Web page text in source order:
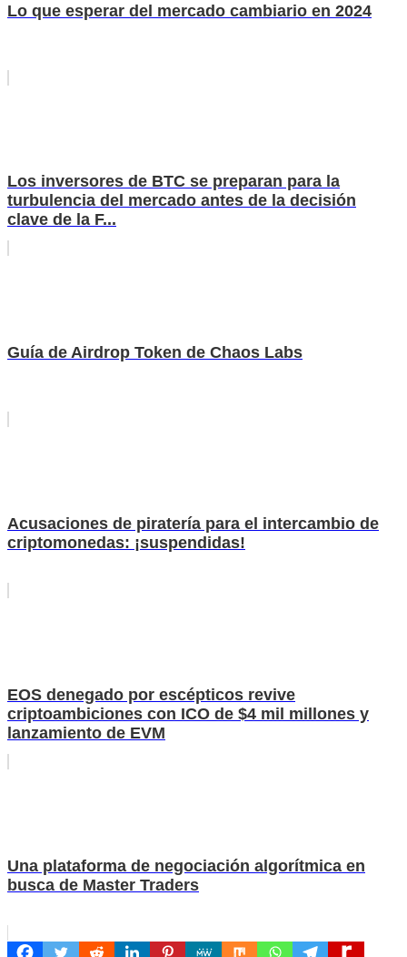
Lo que esperar del mercado cambiario en 2024
Los inversores de BTC se preparan para la
turbulencia del mercado antes de la decisión
clave de la F...
Guía de Airdrop Token de Chaos Labs
Acusaciones de piratería para el intercambio de
criptomonedas: ¡suspendidas!
EOS denegado por escépticos revive
criptoambiciones con ICO de $4 mil millones y
lanzamiento de EVM
Una plataforma de negociación algorítmica en
busca de Master Traders